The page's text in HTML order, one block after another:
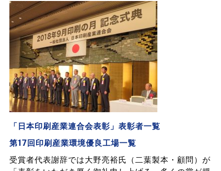
「日本印刷産業連合会表彰」表彰者一覧
第17回印刷産業環境優良工場一覧
受賞者代表謝辞では大野亮裕氏（二葉製本・顧問）が